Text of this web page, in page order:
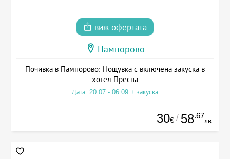
виж офертата
Пампорово
Почивка в Пампорово: Нощувка с включена закуска в
хотел Преспа
Дата: 20.07 - 06.09 + закуска
30€ / 58.67
лв.